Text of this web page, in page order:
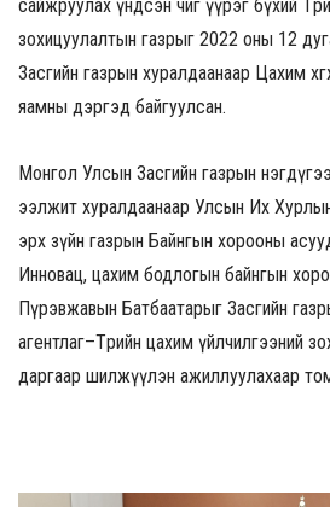
сайжруулах үндсэн чиг үүрэг бүхий
зохицуулалтын газрыг 2022 оны 12
Засгийн газрын хуралдаанаар Цахим
яамны дэргэд байгуулсан.
Монгол Улсын Засгийн газрын
ээлжит хуралдаанаар Улсын Их
эрх зүйн газрын Байнгын хорооны
Инновац, цахим бодлогын байнгын
Пүрэвжавын Батбаатарыг Засгийн
агентлаг–Төрийн цахим үйлчилгээний
даргаар шилжүүлэн ажиллуулахаар